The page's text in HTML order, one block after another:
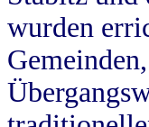
wurden